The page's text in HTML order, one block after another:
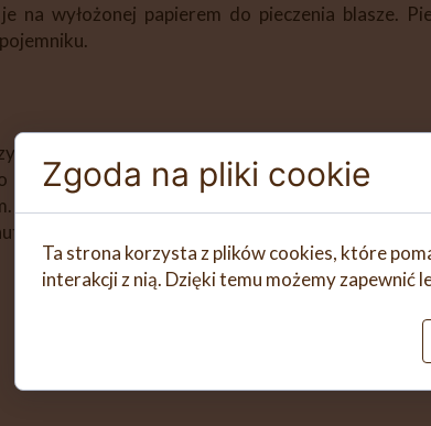
na wyłożonej papierem do pieczenia
miksującego włożyć masło, dodać
klei). Gotowe owinąć folią spożywczą, schować
Wycinać foremką ciasteczka. Układać je na
Przechowywać w zamkniętym pojemniku.
Zgoda na pliki cookie
Ta strona korzysta z plików cookies, które
interakcji z nią. Dzięki temu możemy zapewnić